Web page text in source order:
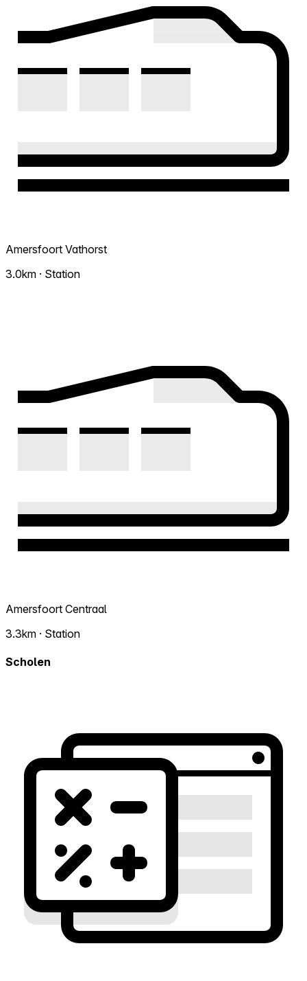
Amersfoort Vathorst
3.0km · Station
Amersfoort Centraal
3.3km · Station
Scholen